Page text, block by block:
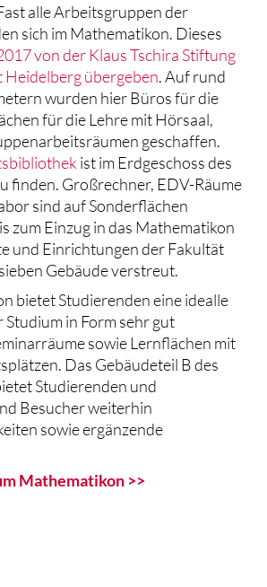
alle Arbeitsgruppen der
sich im Mathematikon. Dieses
von der Klaus Tschira Stiftung
Heidelberg übergeben. Auf rund
wurden hier Büros für die
für die Lehre mit Hörsaal,
geschaffen.
ist im Erdgeschoss des
finden. Großrechner, EDV-Räume
sind auf Sonderflächen
zum Einzug in das Mathematikon
und Einrichtungen der Fakultät
Gebäude verstreut.
bietet Studierenden eine idealle
in Form sehr gut
sowie Lernflächen mit
Das Gebäudeteil B des
Studierenden und
Besucher weiterhin
sowie ergänzende
Mathematikon >>